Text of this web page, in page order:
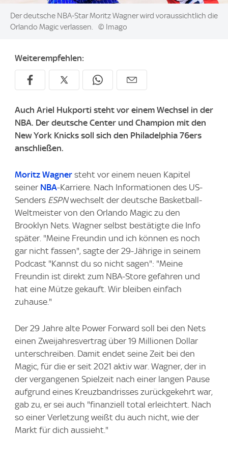
Image:
Der deutsche NBA-Star Moritz Wagner wird voraussichtlich die
Orlando Magic verlassen.
© Imago
Weiterempfehlen:
Auch Ariel Hukporti steht vor einem Wechsel in der
NBA. Der deutsche Center und Champion mit den
New York Knicks soll sich den Philadelphia 76ers
anschließen.
Moritz Wagner steht vor einem neuen Kapitel
seiner NBA-Karriere. Nach Informationen des US-
Senders ESPNwechselt der deutsche Basketball-
Weltmeister von den Orlando Magic zu den
Brooklyn Nets. Wagner selbst bestätigte die Info
später. "Meine Freundin und ich können es noch
gar nicht fassen", sagte der 29-Jährige in seinem
Podcast "Kannst du so nicht sagen": "Meine
Freundin ist direkt zum NBA-Store gefahren und
hat eine Mütze gekauft. Wir bleiben einfach
zuhause."
Der 29 Jahre alte Power Forward soll bei den Nets
einen Zweijahresvertrag über 19 Millionen Dollar
unterschreiben. Damit endet seine Zeit bei den
Magic, für die er seit 2021 aktiv war. Wagner, der in
der vergangenen Spielzeit nach einer langen Pause
aufgrund eines Kreuzbandrisses zurückgekehrt war,
gab zu, er sei auch "finanziell total erleichtert. Nach
so einer Verletzung weißt du auch nicht, wie der
Markt für dich aussieht."